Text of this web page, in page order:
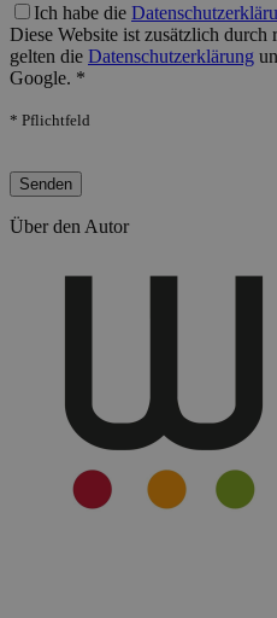
Ich habe die
Diese Website ist zusätzlich
gelten die Datenschutzerklärung
Google. *
* Pflichtfeld
3
GRUNDPFEILER
LOKALEN
Über den Autor